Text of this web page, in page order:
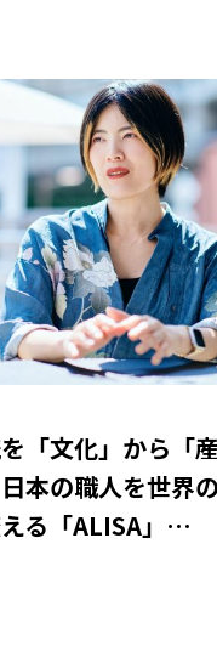
「文化」から「産
本の職人を世界
る「ALISA」…